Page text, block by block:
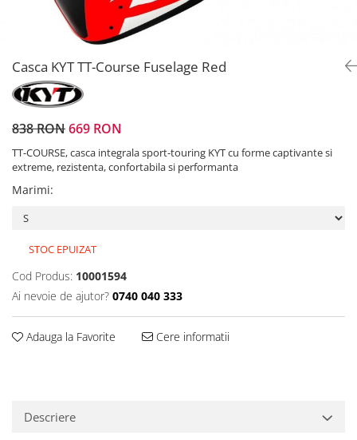
Incaltaminte Barbati
Touring
Off-Road
Sport
Incaltaminte Femei
Urban
Touring
Off-Road
Imbracaminte functionala
Airbag
Protectii coloana
Casti copii
Proiectoare
Protectii motor
Sisteme comunicatie
Suport telefon
Utile
Casca KYT TT-Course Fuselage Red
838 RON669 RON
TT-COURSE, casca integrala sport-touring KYT cu forme captivante si
extreme, rezistenta, confortabila si performanta
Marimi:
STOC EPUIZAT
Cod Produs: 10001594
Ai nevoie de ajutor? 0740 040 333
Adauga la Favorite Cere informatii
Descriere